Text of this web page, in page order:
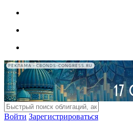
РЕКЛАМА • CBONDS-CONGRESS.RU
Войти Зарегистрироваться